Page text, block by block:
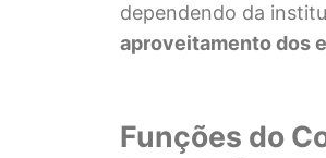
dependendo da
aproveitamento dos
Funções do